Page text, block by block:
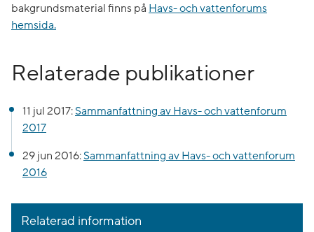
bakgrundsmaterial finns på Havs- och vattenforums
hemsida.
Relaterade publikationer
11 jul 2017: Sammanfattning av Havs- och vattenforum
2017
29 jun 2016: Sammanfattning av Havs- och vattenforum
2016
Relaterad information